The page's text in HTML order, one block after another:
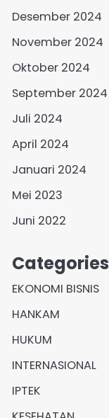
Desember 2024
November 2024
Oktober 2024
September 2024
Juli 2024
April 2024
Januari 2024
Mei 2023
Juni 2022
Categories
EKONOMI BISNIS
HANKAM
HUKUM
INTERNASIONAL
IPTEK